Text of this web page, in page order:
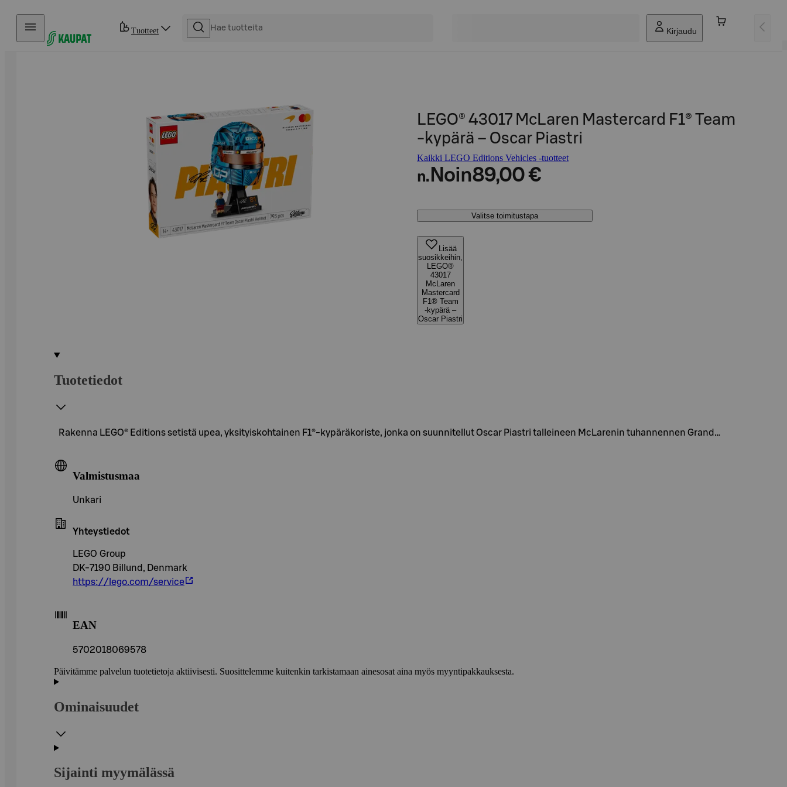
Hyppää sisältöön
Tuotteet Kirjaudu
LEGO® 43017 McLaren Mastercard F1® Team
‑kypärä – Oscar Piastri
Kaikki LEGO Editions Vehicles -tuotteet
n. Noin89,00 €
Valitse toimitustapa
Lisää
suosikkeihin,
LEGO®
43017
McLaren
Mastercard
F1® Team
‑kypärä –
Oscar Piastri
Tuotetiedot
Rakenna LEGO® Editions setistä upea, yksityiskohtainen F1®-kypäräkoriste, jonka on suunnitellut Oscar Piastri talleineen McLarenin tuhannennen Grand…
Valmistusmaa
Unkari
Yhteystiedot
LEGO Group
DK-7190 Billund, Denmark
https://lego.com/service
EAN
5702018069578
Päivitämme palvelun tuotetietoja aktiivisesti. Suosittelemme kuitenkin tarkistamaan ainesosat aina myös myyntipakkauksesta.
Ominaisuudet
Sijainti myymälässä